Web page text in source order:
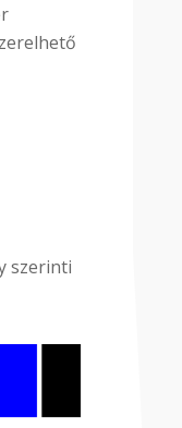
szerinti